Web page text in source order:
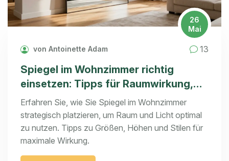
26
Mai
von Antoinette Adam 13
Spiegel im Wohnzimmer richtig
einsetzen: Tipps für Raumwirkung,
Licht und Proportionen
Erfahren Sie, wie Sie Spiegel im Wohnzimmer
strategisch platzieren, um Raum und Licht optimal
zu nutzen. Tipps zu Größen, Höhen und Stilen für
maximale Wirkung.